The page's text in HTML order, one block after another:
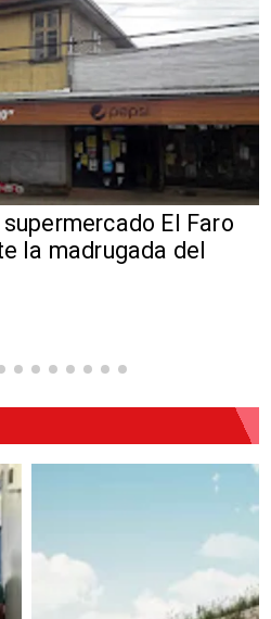
El Faro
la madrugada del